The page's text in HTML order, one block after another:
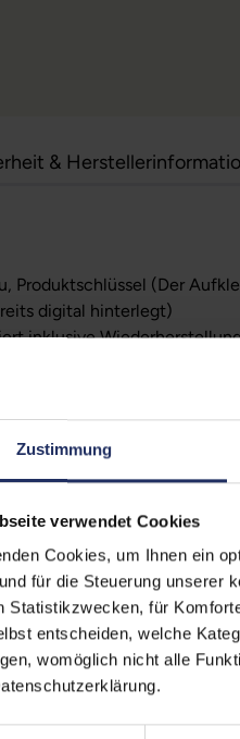
Zustimmung
verwendet Cookies
Cookies, um Ihnen ein
für die Steuerung unserer
Statistikzwecken, für
entscheiden, welche
womöglich nicht alle
&
Produktschlüssel (Der
digital hinterlegt)
inklusive
Die Akku-Kapazität liegt
auf Akkulaufzeiten